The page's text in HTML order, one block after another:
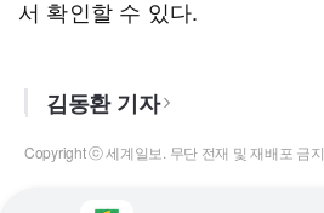
서 확인할 수 있다.
김동환 기자
Copyright ⓒ 세계일보. 무단 전재 및 재배포 금지